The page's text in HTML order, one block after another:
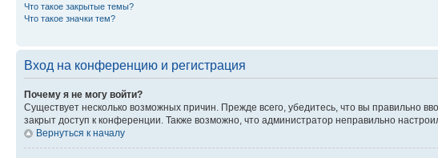
Что такое закрытые темы?
Что такое значки тем?
Вход на конференцию и регистрация
Почему я не могу войти?
Существует несколько возможных причин. Прежде всего, убедитесь, что вы правильно
закрыт доступ к конференции. Также возможно, что администратор неправильно
Вернуться к началу